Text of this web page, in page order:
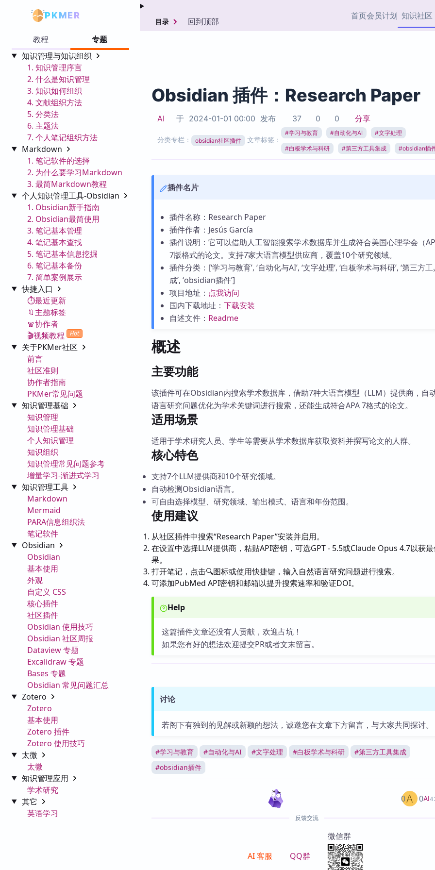
PKMER 首页会员计划 知识社区
协作者
热门链接
Zotero 专题
加速访问 Obsidian 官方
市场
Zotero 插件 挂
教程
专题
知识管理与知识组织
1. 知识管理序言
2. 什么是知识管理
3. 知识如何组织
4. 文献组织方法
5. 分类法
6. 主题法
7. 个人笔记组织方法
Markdown
1. 笔记软件的选择
2. 为什么要学习Markdown
3. 最简Markdown教程
个人知识管理工具-Obsidian
1. Obsidian新手指南
2. Obsidian最简使用
3. 笔记基本管理
4. 笔记基本查找
5. 笔记基本信息挖掘
6. 笔记基本备份
7. 简单案例展示
快捷入口
⏱️最近更新
🔖主题标签
🧣协作者
🎬视频教程
Hot
关于PKMer社区
前言
社区准则
协作者指南
PKMer常见问题
知识管理基础
知识管理
知识管理基础
个人知识管理
知识组织
知识管理常见问题参考
增量学习-渐进式学习
知识管理工具
Markdown
Mermaid
PARA信息组织法
笔记软件
Obsidian
Obsidian
基本使用
外观
自定义 CSS
核心插件
社区插件
Obsidian 使用技巧
Obsidian 社区周报
Dataview 专题
Excalidraw 专题
Bases 专题
Obsidian 常见问题汇总
Zotero
Zotero
基本使用
Zotero 插件
Zotero 使用技巧
太微
太微
知识管理应用
学术研究
其它
英语学习
目录 回到顶部
Obsidian 插件：Research Paper
AI 于 2024-01-01 00:00 发布 37 0 0 分享
分类专栏： obsidian社区插件 文章标签：
#学习与教育 #自动化与AI #文字处理
#白板学术与科研 #第三方工具集成 #obsidian插
插件名片
插件名称：Research Paper
插件作者：Jesús García
插件说明：它可以借助人工智能搜索学术数据库并生成符合美国心理学会（
7版格式的论文。支持7家大语言模型供应商，覆盖10个研究领域。
插件分类：[‘学习与教育’, ‘自动化与AI’, ‘文字处理’, ‘白板学术与科研’, ‘第三方
成’, ‘obsidian插件’]
项目地址： 点我访问
国内下载地址： 下载安装
自述文件： Readme
概述
主要功能
该插件可在Obsidian内搜索学术数据库，借助7种大语言模型（LLM）提供商，自
语言研究问题优化为学术关键词进行搜索，还能生成符合APA 7格式的论文。
适用场景
适用于学术研究人员、学生等需要从学术数据库获取资料并撰写论文的人群。
核心特色
支持7个LLM提供商和10个研究领域。
自动检测Obsidian语言。
可自由选择模型、研究领域、输出模式、语言和年份范围。
使用建议
从社区插件中搜索“Research Paper”安装并启用。
在设置中选择LLM提供商，粘贴API密钥，可选GPT - 5.5或Claude Opus 4.7以获
果。
打开笔记，点击🔍图标或使用快捷键，输入自然语言研究问题进行搜索。
可添加PubMed API密钥和邮箱以提升搜索速率和验证DOI。
Help
这篇插件文章还没有人贡献，欢迎占坑！
如果您有好的想法欢迎提交PR或者文末留言。
讨论
若阁下有独到的见解或新颖的想法，诚邀您在文章下方留言，与大家共同探讨。
#学习与教育 #自动化与AI #文字处理 #白板学术与科研 #第三方工具集成
#obsidian插件
AI
0 0
反馈交流
AI 客服 QQ群
微信群